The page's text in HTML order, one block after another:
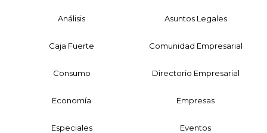
Análisis Asuntos Legales
Caja Fuerte Comunidad Empresarial
Consumo Directorio Empresarial
Economía Empresas
Especiales Eventos